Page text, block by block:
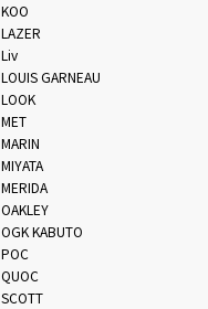
KOO
LAZER
Liv
LOUIS GARNEAU
LOOK
MET
MARIN
MIYATA
MERIDA
OAKLEY
OGK KABUTO
POC
QUOC
SCOTT